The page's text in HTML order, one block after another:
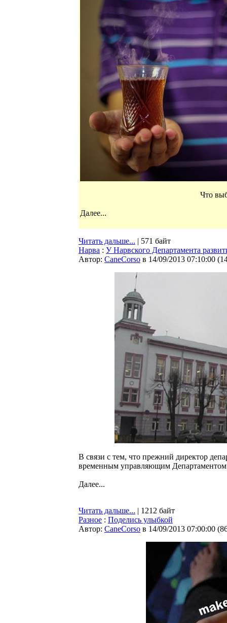
Что
Далее...
Читать дальше... | 571 байт
Нарва : У Нарвского Департамента
Автор: CaneCorso в 14/09/2013 07:10:00 (
В связи с тем, что прежний директор
временным управляющим Департаментом
Далее...
Читать дальше... | 1212 байт
Разное : Поделись улыбкой
Автор: CaneCorso в 14/09/2013 07:00:00 (